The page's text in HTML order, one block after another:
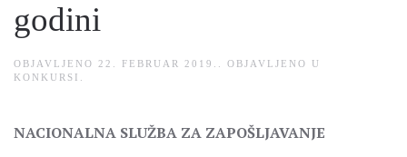
godini
OBJAVLJENO 22. FEBRUAR 2019.
. OBJAVLJENO U
KONKURSI
NACIONALNA SLUŽBA ZA ZAPOŠLJAVANJE